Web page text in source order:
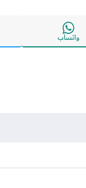
واتساب